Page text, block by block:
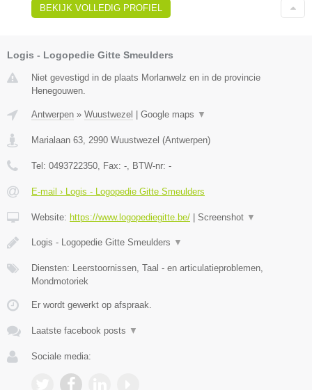
BEKIJK VOLLEDIG PROFIEL
Logis - Logopedie Gitte Smeulders
Niet gevestigd in de plaats Morlanwelz en in de provincie
Henegouwen.
Antwerpen » Wuustwezel Google maps ▼
Marialaan 63, 2990 Wuustwezel (Antwerpen)
Tel: 0493722350, Fax: -, BTW-nr: -
E-mail › Logis - Logopedie Gitte Smeulders
Website: https://www.logopediegitte.be/ Screenshot ▼
Logis - Logopedie Gitte Smeulders ▼
Diensten: Leerstoornissen, Taal - en articulatieproblemen,
Mondmotoriek
Er wordt gewerkt op afspraak.
Laatste facebook posts ▼
Sociale media: